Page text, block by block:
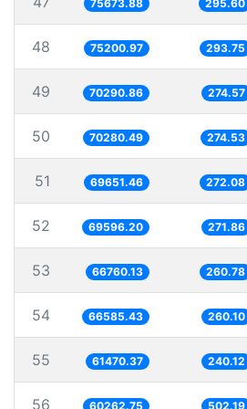
75673.88 295.60
48 75200.97 293.75
49 70290.86 274.57
50 70280.49 274.53
51 69651.46 272.08
52 69596.20 271.86
53 66760.13 260.78
54 66585.43 260.10
55 61470.37 240.12
56 60262.75 502.19